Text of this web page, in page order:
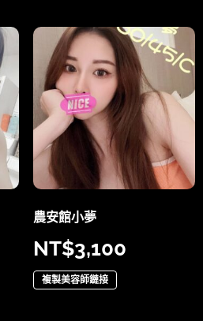
農安館小夢
NT$3,100
複製美容師鏈接